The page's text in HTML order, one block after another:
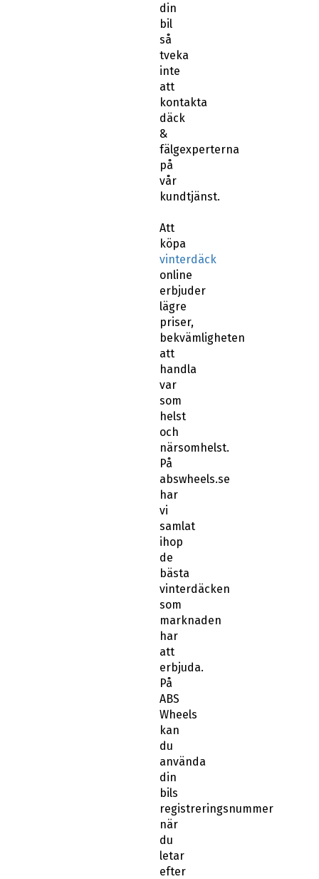
din
bil
så
tveka
inte
att
kontakta
däck
&
fälgexperterna
på
vår
kundtjänst.
Att
köpa
vinterdäck
online
erbjuder
lägre
priser,
bekvämligheten
att
handla
var
som
helst
och
närsomhelst.
På
abswheels.se
har
vi
samlat
ihop
de
bästa
vinterdäcken
som
marknaden
har
att
erbjuda.
På
ABS
Wheels
kan
du
använda
din
bils
registreringsnummer
när
du
letar
efter